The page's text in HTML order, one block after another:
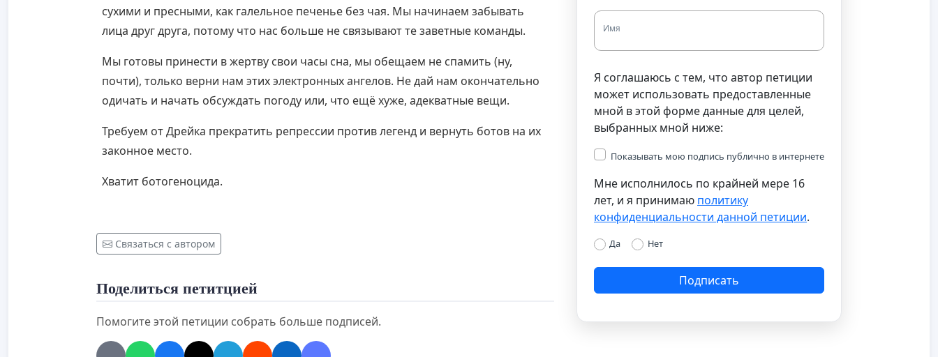
сухими и пресными, как галельное печенье без чая. Мы начинаем забывать
лица друг друга, потому что нас больше не связывают те заветные команды.
Мы готовы принести в жертву свои часы сна, мы обещаем не спамить (ну,
почти), только верни нам этих электронных ангелов. Не дай нам окончательно
одичать и начать обсуждать погоду или, что ещё хуже, адекватные вещи.
Требуем от Дрейка прекратить репрессии против легенд и вернуть ботов на их
законное место.
Хватит ботогеноцида.
Связаться с автором
Поделиться петитцией
Помогите этой петиции собрать больше подписей.
Имя
Я соглашаюсь с тем, что автор петиции
может использовать предоставленные
мной в этой форме данные для целей,
выбранных мной ниже:
Показывать мою подпись публично в интернете
Мне исполнилось по крайней мере 16
лет, и я принимаю политику
конфиденциальности данной петиции.
Да Нет
Подписать